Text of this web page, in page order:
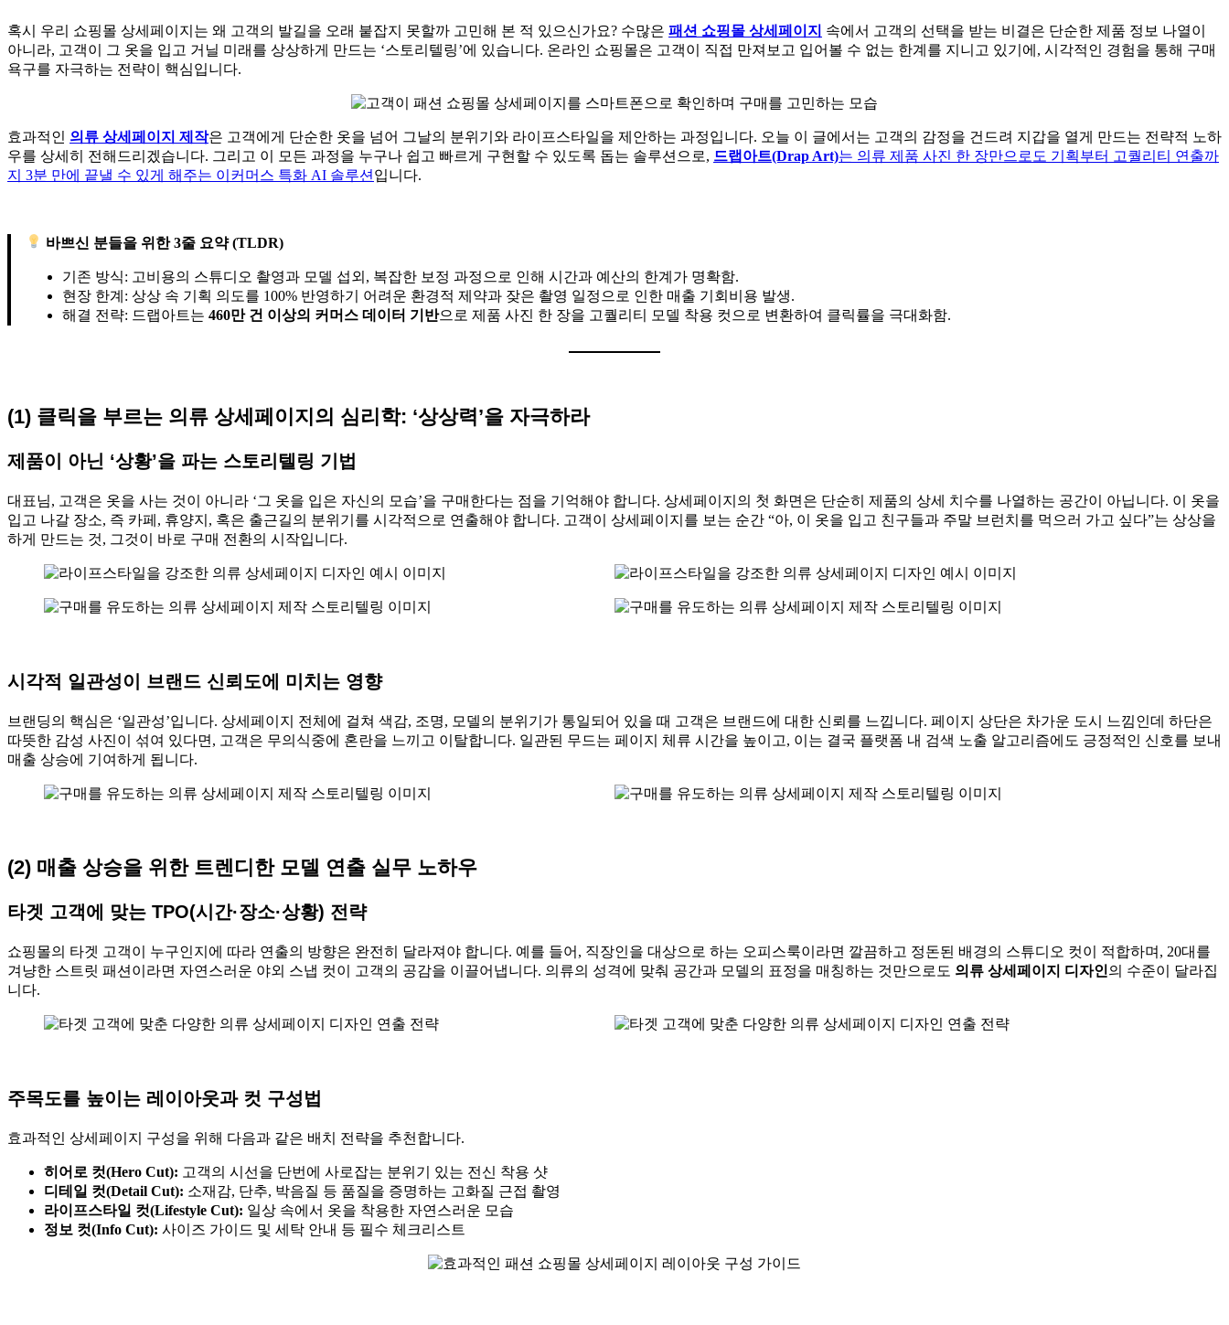
혹시 우리 쇼핑몰 상세페이지는 왜 고객의 발길을 오래 붙잡지 못할까 고민해 본 적 있으신가요? 수많은 패션 쇼핑몰 상세페이지 속에서 고객의 선택을 받는 비결은 단순한 제품 정보 나열이
아니라, 고객이 그 옷을 입고 거닐 미래를 상상하게 만드는 ‘스토리텔링’에 있습니다. 온라인 쇼핑몰은 고객이 직접 만져보고 입어볼 수 없는 한계를 지니고 있기에, 시각적인 경험을 통해 구매
욕구를 자극하는 전략이 핵심입니다.
효과적인 의류 상세페이지 제작은 고객에게 단순한 옷을 넘어 그날의 분위기와 라이프스타일을 제안하는 과정입니다. 오늘 이 글에서는 고객의 감정을 건드려 지갑을 열게 만드는 전략적 노하
우를 상세히 전해드리겠습니다. 그리고 이 모든 과정을 누구나 쉽고 빠르게 구현할 수 있도록 돕는 솔루션으로, 드랩아트(Drap Art)는 의류 제품 사진 한 장만으로도 기획부터 고퀄리티 연출까
지 3분 만에 끝낼 수 있게 해주는 이커머스 특화 AI 솔루션 입니다.
바쁘신 분들을 위한 3줄 요약 (TLDR)
기존 방식: 고비용의 스튜디오 촬영과 모델 섭외, 복잡한 보정 과정으로 인해 시간과 예산의 한계가 명확함.
현장 한계: 상상 속 기획 의도를 100% 반영하기 어려운 환경적 제약과 잦은 촬영 일정으로 인한 매출 기회비용 발생.
해결 전략: 드랩아트는 460만 건 이상의 커머스 데이터 기반으로 제품 사진 한 장을 고퀄리티 모델 착용 컷으로 변환하여 클릭률을 극대화함.
(1) 클릭을 부르는 의류 상세페이지의 심리학: ‘상상력’을 자극하라
제품이 아닌 ‘상황’을 파는 스토리텔링 기법
대표님, 고객은 옷을 사는 것이 아니라 ‘그 옷을 입은 자신의 모습’을 구매한다는 점을 기억해야 합니다. 상세페이지의 첫 화면은 단순히 제품의 상세 치수를 나열하는 공간이 아닙니다. 이 옷을
입고 나갈 장소, 즉 카페, 휴양지, 혹은 출근길의 분위기를 시각적으로 연출해야 합니다. 고객이 상세페이지를 보는 순간 “아, 이 옷을 입고 친구들과 주말 브런치를 먹으러 가고 싶다”는 상상을
하게 만드는 것, 그것이 바로 구매 전환의 시작입니다.
시각적 일관성이 브랜드 신뢰도에 미치는 영향
브랜딩의 핵심은 ‘일관성’입니다. 상세페이지 전체에 걸쳐 색감, 조명, 모델의 분위기가 통일되어 있을 때 고객은 브랜드에 대한 신뢰를 느낍니다. 페이지 상단은 차가운 도시 느낌인데 하단은
따뜻한 감성 사진이 섞여 있다면, 고객은 무의식중에 혼란을 느끼고 이탈합니다. 일관된 무드는 페이지 체류 시간을 높이고, 이는 결국 플랫폼 내 검색 노출 알고리즘에도 긍정적인 신호를 보내
매출 상승에 기여하게 됩니다.
(2) 매출 상승을 위한 트렌디한 모델 연출 실무 노하우
타겟 고객에 맞는 TPO(시간·장소·상황) 전략
쇼핑몰의 타겟 고객이 누구인지에 따라 연출의 방향은 완전히 달라져야 합니다. 예를 들어, 직장인을 대상으로 하는 오피스룩이라면 깔끔하고 정돈된 배경의 스튜디오 컷이 적합하며, 20대를
겨냥한 스트릿 패션이라면 자연스러운 야외 스냅 컷이 고객의 공감을 이끌어냅니다. 의류의 성격에 맞춰 공간과 모델의 표정을 매칭하는 것만으로도 의류 상세페이지 디자인의 수준이 달라집
니다.
주목도를 높이는 레이아웃과 컷 구성법
효과적인 상세페이지 구성을 위해 다음과 같은 배치 전략을 추천합니다.
히어로 컷(Hero Cut): 고객의 시선을 단번에 사로잡는 분위기 있는 전신 착용 샷
디테일 컷(Detail Cut): 소재감, 단추, 박음질 등 품질을 증명하는 고화질 근접 촬영
라이프스타일 컷(Lifestyle Cut): 일상 속에서 옷을 착용한 자연스러운 모습
정보 컷(Info Cut): 사이즈 가이드 및 세탁 안내 등 필수 체크리스트